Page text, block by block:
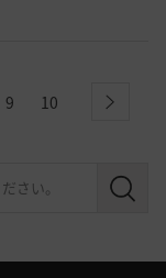
9 10 next
検